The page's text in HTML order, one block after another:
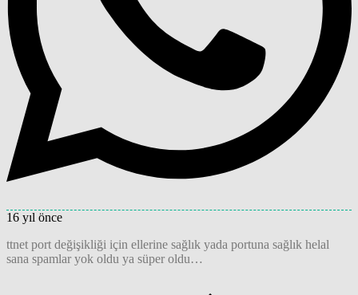
16 yıl önce
ttnet port değişikliği için ellerine sağlık yada portuna sağlık helal
sana spamlar yok oldu ya süper oldu…